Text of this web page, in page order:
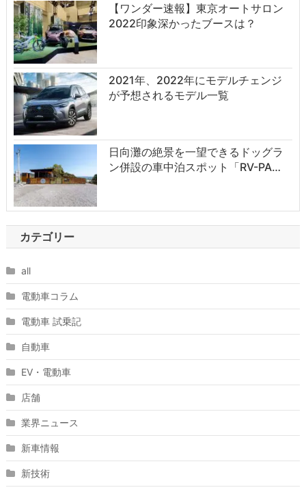
【ワンダー速報】東京オートサロン
2022印象深かったブースは？
2021年、2022年にモデルチェンジ
が予想されるモデル一覧
日向灘の絶景を一望できるドッグラ
ン併設の車中泊スポット「RV-PA…
カテゴリー
all
電動車コラム
電動車 試乗記
自動車
EV・電動車
店舗
業界ニュース
新車情報
新技術